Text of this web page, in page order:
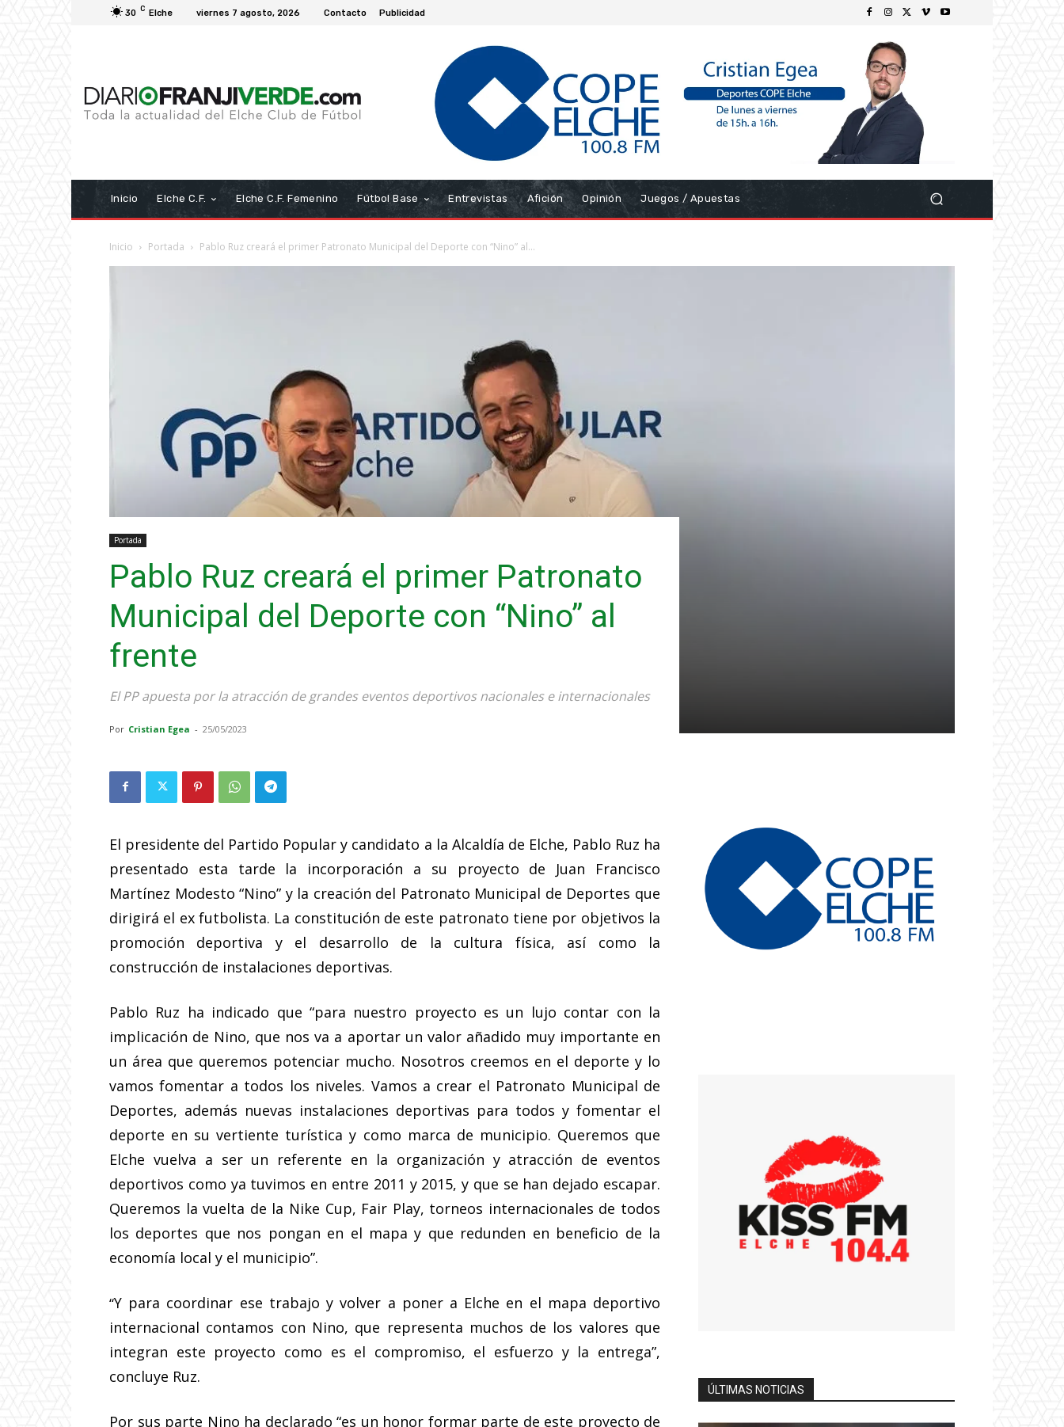
30 C Elche viernes 7 agosto, 2026 Contacto Publicidad
Inicio Elche C.F. Elche C.F. Femenino Fútbol Base Entrevistas Afición Opinión Juegos / Apuestas
Inicio Portada Pablo Ruz creará el primer Patronato Municipal del Deporte con “Nino” al...
Portada
Pablo Ruz creará el primer Patronato
Municipal del Deporte con “Nino” al
frente
El PP apuesta por la atracción de grandes eventos deportivos nacionales e internacionales
Por Cristian Egea - 25/05/2023
El presidente del Partido Popular y candidato a la Alcaldía de Elche, Pablo Ruz ha
presentado esta tarde la incorporación a su proyecto de Juan Francisco
Martínez Modesto “Nino” y la creación del Patronato Municipal de Deportes que
dirigirá el ex futbolista. La constitución de este patronato tiene por objetivos la
promoción deportiva y el desarrollo de la cultura física, así como la
construcción de instalaciones deportivas.
Pablo Ruz ha indicado que “para nuestro proyecto es un lujo contar con la
implicación de Nino, que nos va a aportar un valor añadido muy importante en
un área que queremos potenciar mucho. Nosotros creemos en el deporte y lo
vamos fomentar a todos los niveles. Vamos a crear el Patronato Municipal de
Deportes, además nuevas instalaciones deportivas para todos y fomentar el
deporte en su vertiente turística y como marca de municipio. Queremos que
Elche vuelva a ser un referente en la organización y atracción de eventos
deportivos como ya tuvimos en entre 2011 y 2015, y que se han dejado escapar.
Queremos la vuelta de la Nike Cup, Fair Play, torneos internacionales de todos
los deportes que nos pongan en el mapa y que redunden en beneficio de la
economía local y el municipio”.
“Y para coordinar ese trabajo y volver a poner a Elche en el mapa deportivo
internacional contamos con Nino, que representa muchos de los valores que
integran este proyecto como es el compromiso, el esfuerzo y la entrega”,
concluye Ruz.
Por sus parte Nino ha declarado “es un honor formar parte de este proyecto de
ÚLTIMAS NOTICIAS